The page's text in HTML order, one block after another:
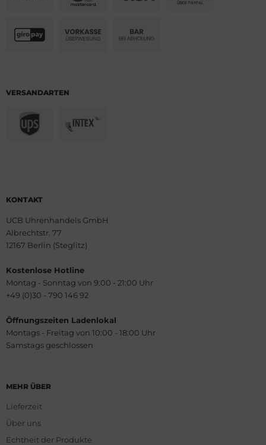
VERSANDARTEN
KONTAKT
UCB Uhrenhandels GmbH
Albrechtstr. 77
12167 Berlin (Steglitz)
Kostenlose Hotline
Montag - Sonntag von 9:00 - 21:00 Uhr
+49 (0)30 - 790 146 92
Öffnungszeiten Ladenlokal
Montags - Freitag von 10:00 - 18:00 Uhr
Samstags geschlossen
MEHR ÜBER
Lieferzeit
Über uns
Echtheit der Produkte